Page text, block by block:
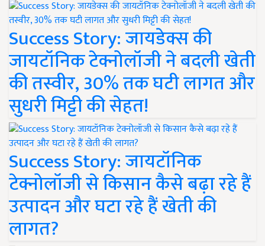
Success Story: जायडेक्स की
जायटॉनिक टेक्नोलॉजी ने बदली खेती
की तस्वीर, 30% तक घटी लागत और
सुधरी मिट्टी की सेहत!
Success Story: जायटॉनिक
टेक्नोलॉजी से किसान कैसे बढ़ा रहे हैं
उत्पादन और घटा रहे हैं खेती की
लागत?